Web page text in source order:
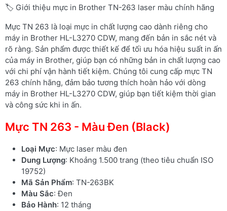
🏷️ Giới thiệu mực in Brother TN-263 laser màu chính hãng
Mực TN 263 là loại mực in chất lượng cao dành riêng cho
máy in Brother HL-L3270 CDW, mang đến bản in sắc nét và
rõ ràng. Sản phẩm được thiết kế để tối ưu hóa hiệu suất in ấn
của máy in Brother, giúp bạn có những bản in chất lượng cao
với chi phí vận hành tiết kiệm. Chúng tôi cung cấp mực TN
263 chính hãng, đảm bảo tương thích hoàn hảo với dòng
máy in Brother HL-L3270 CDW, giúp bạn tiết kiệm thời gian
và công sức khi in ấn.
Mực TN 263 - Màu Đen (Black)
Loại Mực: Mực laser màu đen
Dung Lượng: Khoảng 1.500 trang (theo tiêu chuẩn ISO
19752)
Mã Sản Phẩm: TN-263BK
Màu Sắc: Đen
Bảo Hành: 12 tháng